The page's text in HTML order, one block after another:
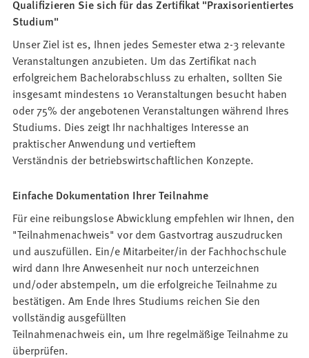
Qualifizieren Sie sich für das Zertifikat "Praxisorientiertes
Studium"
Unser Ziel ist es, Ihnen jedes Semester etwa 2-3 relevante
Veranstaltungen anzubieten. Um das Zertifikat nach
erfolgreichem Bachelorabschluss zu erhalten, sollten Sie
insgesamt mindestens 10 Veranstaltungen besucht haben
oder 75% der angebotenen Veranstaltungen während Ihres
Studiums. Dies zeigt Ihr nachhaltiges Interesse an
praktischer Anwendung und vertieftem
Verständnis der betriebswirtschaftlichen Konzepte.
Einfache Dokumentation Ihrer Teilnahme
Für eine reibungslose Abwicklung empfehlen wir Ihnen, den
"Teilnahmenachweis" vor dem Gastvortrag auszudrucken
und auszufüllen. Ein/e Mitarbeiter/in der Fachhochschule
wird dann Ihre Anwesenheit nur noch unterzeichnen
und/oder abstempeln, um die erfolgreiche Teilnahme zu
bestätigen. Am Ende Ihres Studiums reichen Sie den
vollständig ausgefüllten
Teilnahmenachweis ein, um Ihre regelmäßige Teilnahme zu
überprüfen.